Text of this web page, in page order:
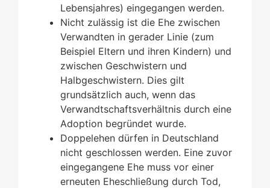
Lebensjahres) eingegangen werden.
Nicht zulässig ist die Ehe zwischen
Verwandten in gerader Linie (zum
Beispiel Eltern und ihren Kindern) und
zwischen Geschwistern und
Halbgeschwistern. Dies gilt
grundsätzlich auch, wenn das
Verwandtschaftsverhältnis durch eine
Adoption begründet wurde.
Doppelehen dürfen in Deutschland
nicht geschlossen werden. Eine zuvor
eingegangene Ehe muss vor einer
erneuten Eheschließung durch Tod,